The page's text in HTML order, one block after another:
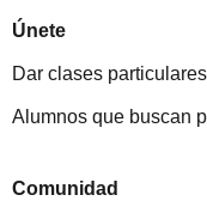
Únete
Dar clases particulares
Alumnos que buscan
Comunidad